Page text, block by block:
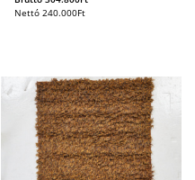
Nettó240.000Ft